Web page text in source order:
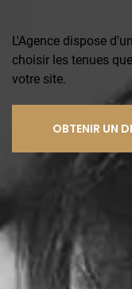
L'Agence dispose
choisir les tenues
votre site.
OBTENIR UN